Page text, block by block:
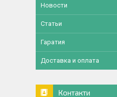
Новости
Статьи
Гаратия
Доставка и оплата
Контакти